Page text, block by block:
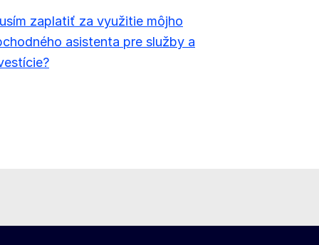
zaplatiť za využitie môjho
asistenta pre služby a